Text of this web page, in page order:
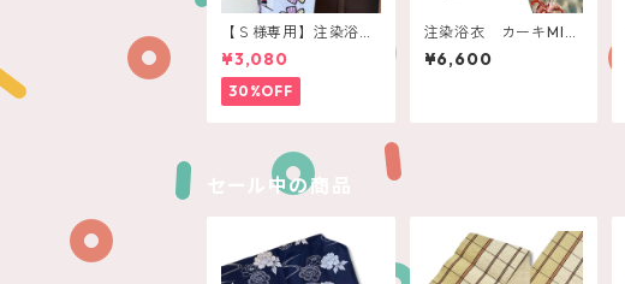
【Ｓ様専用】注染浴
衣 白 赤いレトロフ
ラワー
¥3,080
30%OFF
注染浴衣 カーキMIX
アースカラーリリー
¥6,600
セール中の商品